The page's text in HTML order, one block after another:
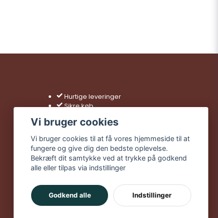
Hurtige leveringer
Sikre køb
Vi bruger cookies
Vi bruger cookies til at få vores hjemmeside til at
fungere og give dig den bedste oplevelse.
Bekræft dit samtykke ved at trykke på godkend
alle eller tilpas via indstillinger
Godkend alle Indstillinger